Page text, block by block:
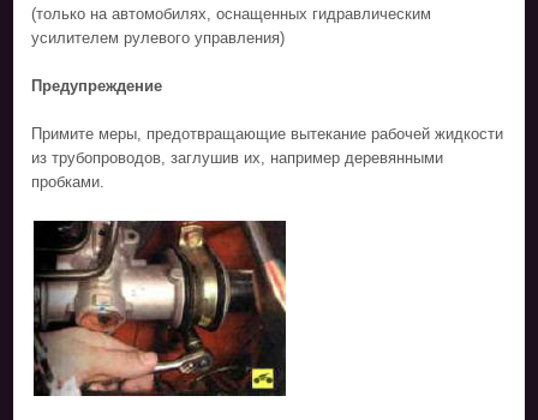
(только на автомобилях, оснащенных гидравлическим
усилителем рулевого управления)
Предупреждение
Примите меры, предотвращающие вытекание рабочей жидкости
из трубопроводов, заглушив их, например деревянными
пробками.